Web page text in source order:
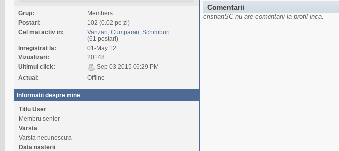
Grup:
Members
Postari:
102 (0.02 pe zi)
Cel mai activ in:
Vanzari, Cumparari, Schimburi
(61 postari)
Inregistrat la:
01-May 12
Vizualizari:
20148
Ultimul click:
Sep 03 2015 06:29 PM
Actual:
Offline
Informatii despre mine
Titlu User
Membru senior
Varsta
Varsta necunoscuta
Data nasterii
Comentarii
cristianSC nu are comentarii la profil inca.